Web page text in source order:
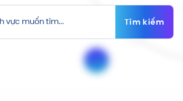
Tìm kiếm